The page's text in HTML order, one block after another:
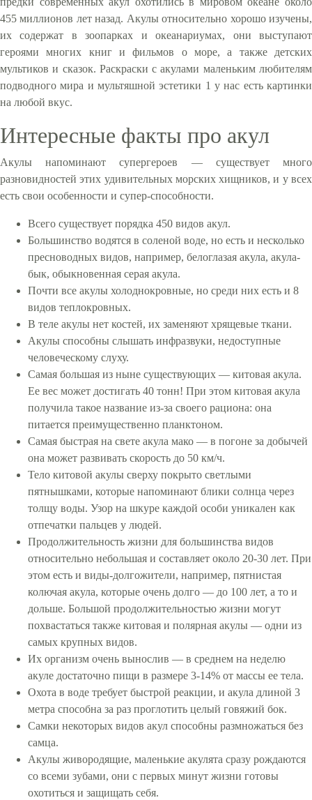
455 миллионов лет назад. Акулы относительно хорошо изучены,
их содержат в зоопарках и океанариумах, они выступают
героями многих книг и фильмов о море, а также детских
мультиков и сказок. Раскраски с акулами маленьким любителям
подводного мира и мультяшной эстетики 1 у нас есть картинки
на любой вкус.
Интересные факты про акул
Акулы напоминают супергероев — существует много
разновидностей этих удивительных морских хищников, и у всех
есть свои особенности и супер-способности.
Всего существует порядка 450 видов акул.
Большинство водятся в соленой воде, но есть и несколько
пресноводных видов, например, белоглазая акула, акула-
бык, обыкновенная серая акула.
Почти все акулы холоднокровные, но среди них есть и 8
видов теплокровных.
В теле акулы нет костей, их заменяют хрящевые ткани.
Акулы способны слышать инфразвуки, недоступные
человеческому слуху.
Самая большая из ныне существующих — китовая акула.
Ее вес может достигать 40 тонн! При этом китовая акула
получила такое название из-за своего рациона: она
питается преимущественно планктоном.
Самая быстрая на свете акула мако — в погоне за добычей
она может развивать скорость до 50 км/ч.
Тело китовой акулы сверху покрыто светлыми
пятнышками, которые напоминают блики солнца через
толщу воды. Узор на шкуре каждой особи уникален как
отпечатки пальцев у людей.
Продолжительность жизни для большинства видов
относительно небольшая и составляет около 20-30 лет. При
этом есть и виды-долгожители, например, пятнистая
колючая акула, которые очень долго — до 100 лет, а то и
дольше. Большой продолжительностью жизни могут
похвастаться также китовая и полярная акулы — одни из
самых крупных видов.
Их организм очень вынослив — в среднем на неделю
акуле достаточно пищи в размере 3-14% от массы ее тела.
Охота в воде требует быстрой реакции, и акула длиной 3
метра способна за раз проглотить целый говяжий бок.
Самки некоторых видов акул способны размножаться без
самца.
Акулы живородящие, маленькие акулята сразу рождаются
со всеми зубами, они с первых минут жизни готовы
охотиться и защищать себя.